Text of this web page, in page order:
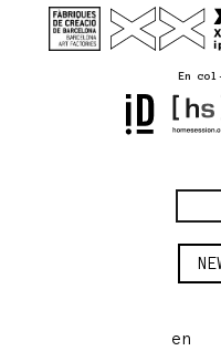
En
en